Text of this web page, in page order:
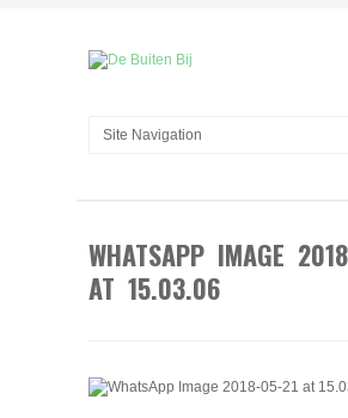
WHATSAPP IMAGE
AT 15.03.06